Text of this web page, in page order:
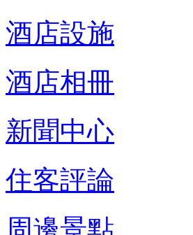
酒店設施
酒店相冊
新聞中心
住客評論